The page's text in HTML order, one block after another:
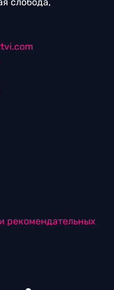
рекомендательных